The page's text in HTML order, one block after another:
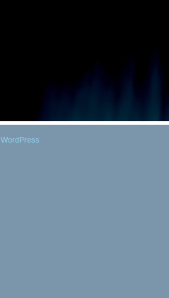
WordPress